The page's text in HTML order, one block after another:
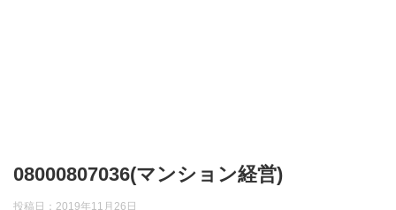
08000807036(マンション経営)
投稿日： 2019年11月26日